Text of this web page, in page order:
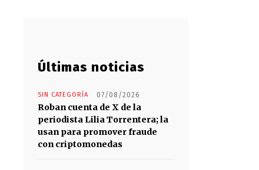
Últimas noticias
SIN CATEGORÍA 07/08/2026
Roban cuenta de X de la
periodista Lilia Torrentera; la
usan para promover fraude
con criptomonedas